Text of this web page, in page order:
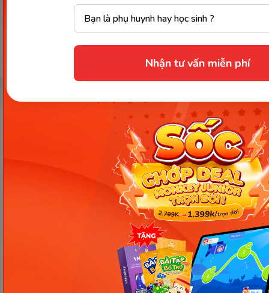
Nhận tư vấn miễn phí
Công ty Cổ phần Early Start
Giấy phép ĐKKD số 0106651756 do Sở Kế hoạch và Đầu tư TP Hà Nội cấp
ngày 01/10/2014, thay đổi lần thứ 3 ngày 13/11/2020
Trụ sở chính: Tầng 3, tòa nhà G4 và G5, dự án Five Star Garden, số 2 Kim
Giang, phường Khương Đình, TP. Hà Nội
Người đại diện pháp luật: Ông Nguyễn Hoàng Anh - Giám đốc điều hành